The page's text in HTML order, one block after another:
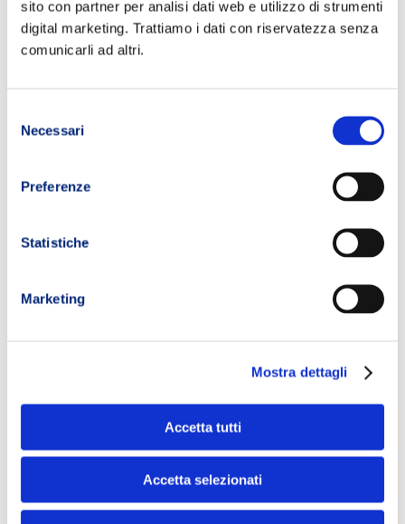
sito con partner per analisi dati web e utilizzo di strumenti
digital marketing. Trattiamo i dati con riservatezza senza
comunicarli ad altri.
delNecessari
Preferenze
Statistiche
Marketing
Mostra dettagli
Accetta tutti
Accetta selezionati
Running Uomo
AGGIUNGI AL
CARRELLO
Under Armour,
Printgrap
Hydrate &
Perform Sport
Drink